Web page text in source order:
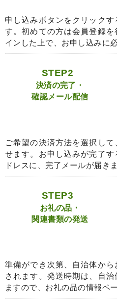
申し込みボタンをクリック
す。初めての方は会員登録
インした上で、お申し込みに
STEP2
決済の完了・
確認メール配信
ご希望の決済方法を選択し
せます。お申し込みが完了
ドレスに、完了メールが届きま
STEP3
お礼の品・
関連書類の発送
準備ができ次第、自治体か
されます。発送時期は、自
ますので、お礼の品の情報ペ